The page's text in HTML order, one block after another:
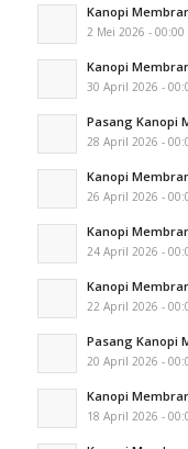
Kanopi
2 Mei 2026 - 00:00
Kanopi
30 April 2026 -
Pasang Kanopi
28 April 2026 -
Kanopi
26 April 2026 -
Kanopi
24 April 2026 -
Kanopi
22 April 2026 -
Pasang Kanopi
20 April 2026 -
Kanopi
18 April 2026 -